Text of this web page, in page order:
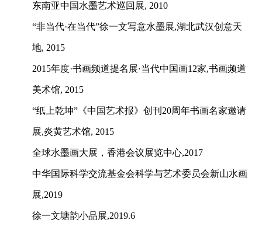
东南亚中国水墨艺术巡回展, 2010
“非当代·在当代”徐一文写意水墨展,湖北武汉创意天
地, 2015
2015年度·书画频道提名展·当代中国画12家,书画频道
美术馆, 2015
“纸上乾坤”《中国艺术报》创刊20周年书画名家邀请
展,炎黄艺术馆, 2015
全球水墨画大展，香港会议展览中心,2017
中华国际科学交流基金会科学与艺术委员会新山水画
展,2019
徐一文塘韵小品展,2019.6